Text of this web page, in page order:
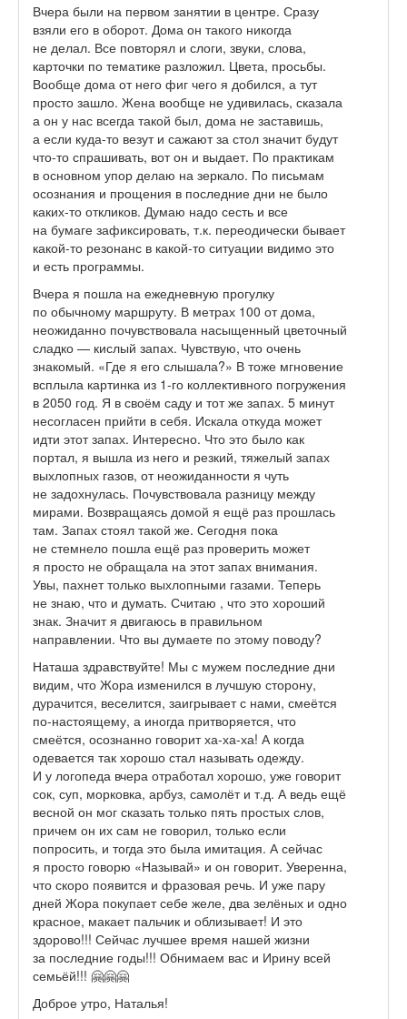
Вчера были на первом занятии в центре. Сразу
взяли его в оборот. Дома он такого никогда
не делал. Все повторял и слоги, звуки, слова,
карточки по тематике разложил. Цвета, просьбы.
Вообще дома от него фиг чего я добился, а тут
просто зашло. Жена вообще не удивилась, сказала
а он у нас всегда такой был, дома не заставишь,
а если куда-то везут и сажают за стол значит будут
что-то спрашивать, вот он и выдает. По практикам
в основном упор делаю на зеркало. По письмам
осознания и прощения в последние дни не было
каких-то откликов. Думаю надо сесть и все
на бумаге зафиксировать, т.к. переодически бывает
какой-то резонанс в какой-то ситуации видимо это
и есть программы.
Вчера я пошла на ежедневную прогулку
по обычному маршруту. В метрах 100 от дома,
неожиданно почувствовала насыщенный цветочный
сладко — кислый запах. Чувствую, что очень
знакомый. «Где я его слышала?» В тоже мгновение
всплыла картинка из 1-го коллективного погружения
в 2050 год. Я в своём саду и тот же запах. 5 минут
несогласен прийти в себя. Искала откуда может
идти этот запах. Интересно. Что это было как
портал, я вышла из него и резкий, тяжелый запах
выхлопных газов, от неожиданности я чуть
не задохнулась. Почувствовала разницу между
мирами. Возвращаясь домой я ещё раз прошлась
там. Запах стоял такой же. Сегодня пока
не стемнело пошла ещё раз проверить может
я просто не обращала на этот запах внимания.
Увы, пахнет только выхлопными газами. Теперь
не знаю, что и думать. Считаю , что это хороший
знак. Значит я двигаюсь в правильном
направлении. Что вы думаете по этому поводу?
Наташа здравствуйте! Мы с мужем последние дни
видим, что Жора изменился в лучшую сторону,
дурачится, веселится, заигрывает с нами, смеётся
по-настоящему, а иногда притворяется, что
смеётся, осознанно говорит ха-ха-ха! А когда
одевается так хорошо стал называть одежду.
И у логопеда вчера отработал хорошо, уже говорит
сок, суп, морковка, арбуз, самолёт и т.д. А ведь ещё
весной он мог сказать только пять простых слов,
причем он их сам не говорил, только если
попросить, и тогда это была имитация. А сейчас
я просто говорю «Называй» и он говорит. Уверенна,
что скоро появится и фразовая речь. И уже пару
дней Жора покупает себе желе, два зелёных и одно
красное, макает пальчик и облизывает! И это
здорово!!! Сейчас лучшее время нашей жизни
за последние годы!!! Обнимаем вас и Ирину всей
семьёй!!! 🤗🤗🤗
Доброе утро, Наталья!